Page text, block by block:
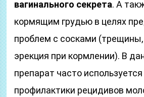
вагинального секрета. А
кормящим грудью в целях
проблем с сосками (трещины,
эрекция при кормлении). В
препарат часто
профилактики рецидивов